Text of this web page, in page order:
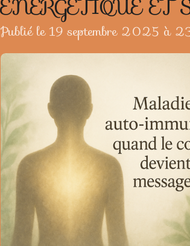
ÉNERGÉTIQUE ET
Publié le 19 septembre 2025 à